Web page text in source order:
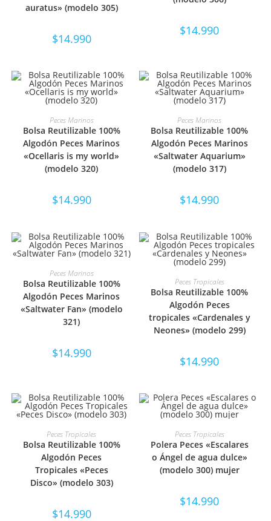
auratus» (modelo 305)
$14.990
$14.990
SELECCIONAR OPCIONES
Peces Marinos
Bolsa Reutilizable 100%
Algodón Peces Marinos
«Ocellaris is my world»
(modelo 320)
$14.990
SELECCIONAR OPCIONES
Peces Marinos
Bolsa Reutilizable 100%
Algodón Peces Marinos
«Saltwater Aquarium»
(modelo 317)
$14.990
SELECCIONAR OPCIONES
Peces Marinos
Bolsa Reutilizable 100%
Algodón Peces Marinos
«Saltwater Fan» (modelo
321)
$14.990
SELECCIONAR OPCIONES
Peces Tropicales
Bolsa Reutilizable 100%
Algodón Peces
tropicales «Cardenales y
Neones» (modelo 299)
$14.990
SELECCIONAR OPCIONES
Peces Tropicales
Bolsa Reutilizable 100%
Algodón Peces
Tropicales «Peces
Disco» (modelo 303)
$14.990
SELECCIONAR OPCIONES
Peces Tropicales
Polera Peces «Escalares
o Ángel de agua dulce»
(modelo 300) mujer
$14.990